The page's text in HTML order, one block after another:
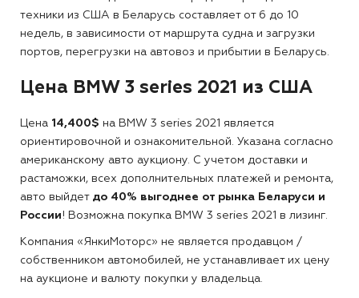
техники из США в Беларусь составляет от 6 до 10
недель, в зависимости от маршрута судна и загрузки
портов, перегрузки на автовоз и прибытии в Беларусь.
Цена BMW 3 series 2021 из США
Цена 14,400$ на BMW 3 series 2021 является
ориентировочной и ознакомительной. Указана согласно
американскому авто аукциону. С учетом доставки и
растаможки, всех дополнительных платежей и ремонта,
авто выйдет до 40% выгоднее от рынка Беларуси и
России! Возможна покупка BMW 3 series 2021 в лизинг.
Компания «ЯнкиМоторс» не является продавцом /
собственником автомобилей, не устанавливает их цену
на аукционе и валюту покупки у владельца.